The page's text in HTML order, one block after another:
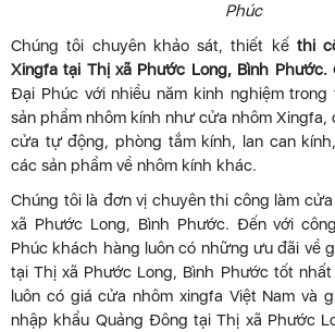
Phúc
Chúng tôi chuyên khảo sát, thiết kế thi
Xingfa tại Thị xã Phước Long, Bình Phước.
Đại Phúc với nhiều năm kinh nghiệm
sản phẩm nhôm kính như cửa nhôm
cửa tự động, phòng tắm kính, lan can
các sản phẩm về nhôm kính khác.
Chúng tôi là đơn vị chuyên thi công làm
xã Phước Long, Bình Phước. Đến với
Phúc khách hàng luôn có những ưu đãi về
tại Thị xã Phước Long, Bình Phước tốt
luôn có giá cửa nhôm xingfa Việt Nam và
nhập khẩu Quảng Đông tại Thị xã Phước